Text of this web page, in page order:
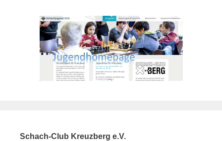
Schach-Club Kreuzberg e.V.